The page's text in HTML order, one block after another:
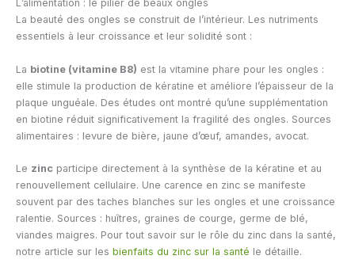
L’alimentation : le pilier de beaux ongles
La beauté des ongles se construit de l’intérieur. Les nutriments
essentiels à leur croissance et leur solidité sont :
La biotine (vitamine B8) est la vitamine phare pour les ongles :
elle stimule la production de kératine et améliore l’épaisseur de la
plaque unguéale. Des études ont montré qu’une supplémentation
en biotine réduit significativement la fragilité des ongles. Sources
alimentaires : levure de bière, jaune d’œuf, amandes, avocat.
Le zinc participe directement à la synthèse de la kératine et au
renouvellement cellulaire. Une carence en zinc se manifeste
souvent par des taches blanches sur les ongles et une croissance
ralentie. Sources : huîtres, graines de courge, germe de blé,
viandes maigres. Pour tout savoir sur le rôle du zinc dans la santé,
notre article sur les bienfaits du zinc sur la santé le détaille.